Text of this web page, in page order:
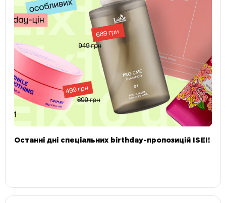
Останні дні спеціальних birthday-пропозицій ISEI!